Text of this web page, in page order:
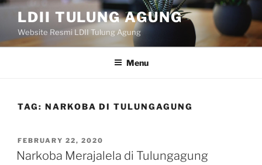
Skip
content
LDII TULUNG AGUNG
Website Resmi LDII Tulung Agung
Menu
TAG: NARKOBA DI TULUNGAGUNG
POSTED
ON
FEBRUARY 22, 2020
Narkoba Merajalela di Tulungagung